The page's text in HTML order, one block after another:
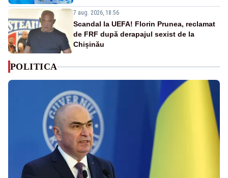
7 aug. 2026, 18:56
Scandal la UEFA! Florin Prunea, reclamat
de FRF după derapajul sexist de la
Chișinău
POLITICA